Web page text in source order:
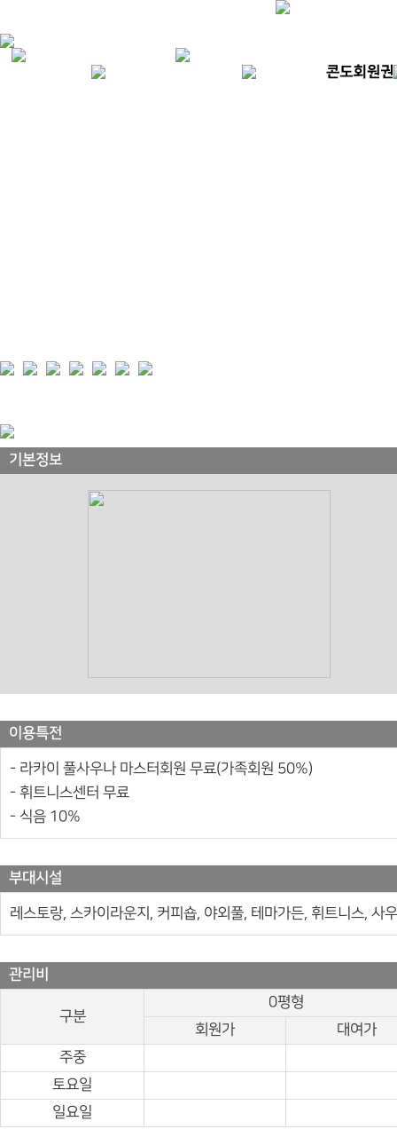
기본정보
이용특전
- 라카이 풀사우나 마스터회원 무료(가족회원 50%)
- 휘트니스센터 무료
- 식음 10%
부대시설
레스토랑, 스카이라운지, 커피숍, 야외풀, 테마가든, 휘트니스, 사
관리비
구분
0평형
회원가
대여가
주중
토요일
일요일